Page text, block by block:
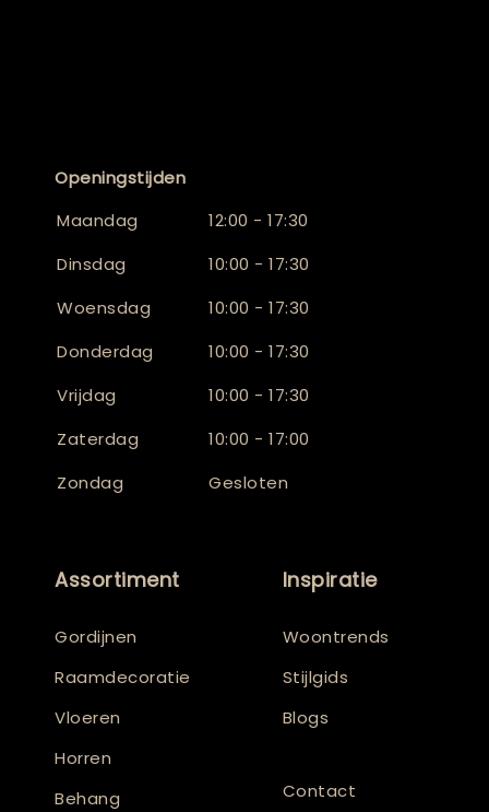
Openingstijden
Maandag
12:00 - 17:30
Dinsdag
10:00 - 17:30
Woensdag
10:00 - 17:30
Donderdag
10:00 - 17:30
Vrijdag
10:00 - 17:30
Zaterdag
10:00 - 17:00
Zondag
Gesloten
Assortiment
Gordijnen
Raamdecoratie
Vloeren
Horren
Behang
Inspiratie
Woontrends
Stijlgids
Blogs
Contact